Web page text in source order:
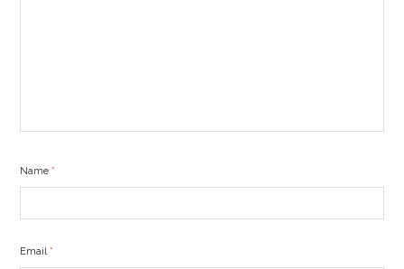
Name*
Email*